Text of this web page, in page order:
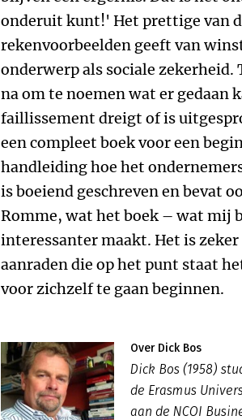
onderuit kunt!' Het prettige van
rekenvoorbeelden geeft van
onderwerp als sociale
na om te noemen wat er gedaan
faillissement dreigt of is
een compleet boek voor een
handleiding hoe het
is boeiend geschreven en bevat
Romme, wat het boek – wat mij
interessanter maakt. Het is
aanraden die op het punt staat
voor zichzelf te gaan beginnen.
Over Dick Bos
Dick Bos (1958)
de Erasmus
aan de NCOI